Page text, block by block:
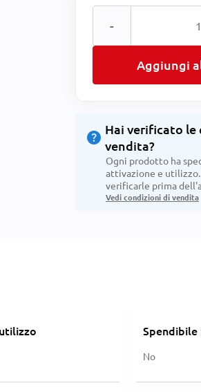
-
Aggiungi
help Hai verificato le
vendita?
Ogni prodotto ha
attivazione e
verificarle prima
Vedi condizioni di vendita
Spendibile
No